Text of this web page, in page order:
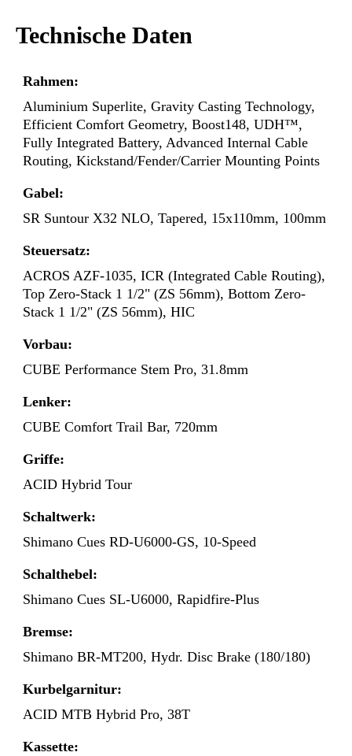
Technische Daten
Rahmen:
Aluminium Superlite, Gravity Casting Technology,
Efficient Comfort Geometry, Boost148, UDH™,
Fully Integrated Battery, Advanced Internal Cable
Routing, Kickstand/Fender/Carrier Mounting Points
Gabel:
SR Suntour X32 NLO, Tapered, 15x110mm, 100mm
Steuersatz:
ACROS AZF-1035, ICR (Integrated Cable Routing),
Top Zero-Stack 1 1/2" (ZS 56mm), Bottom Zero-
Stack 1 1/2" (ZS 56mm), HIC
Vorbau:
CUBE Performance Stem Pro, 31.8mm
Lenker:
CUBE Comfort Trail Bar, 720mm
Griffe:
ACID Hybrid Tour
Schaltwerk:
Shimano Cues RD-U6000-GS, 10-Speed
Schalthebel:
Shimano Cues SL-U6000, Rapidfire-Plus
Bremse:
Shimano BR-MT200, Hydr. Disc Brake (180/180)
Kurbelgarnitur:
ACID MTB Hybrid Pro, 38T
Kassette: